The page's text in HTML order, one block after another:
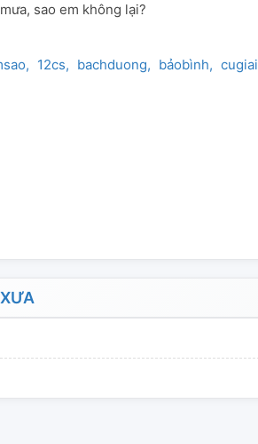
sao em không lại?
12cs bachduong bảobình cugiai